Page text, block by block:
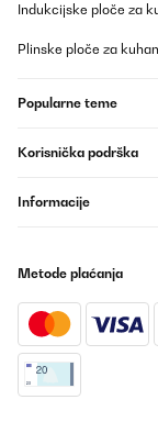
Indukcijske ploče za
Plinske ploče za
Popularne teme
Korisnička podrška
Informacije
Metode plaćanja